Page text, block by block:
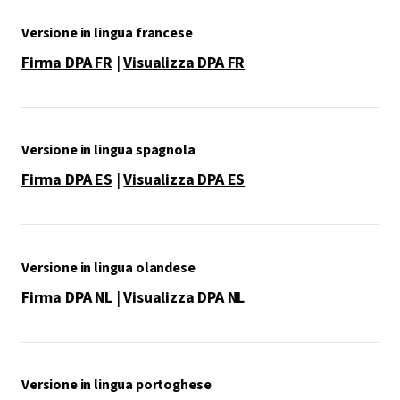
Versione in lingua francese
Firma DPA FR |Visualizza DPA FR
Versione in lingua spagnola
Firma DPA ES|Visualizza DPA ES
Versione in lingua olandese
Firma DPA NL|Visualizza DPA NL
Versione in lingua portoghese